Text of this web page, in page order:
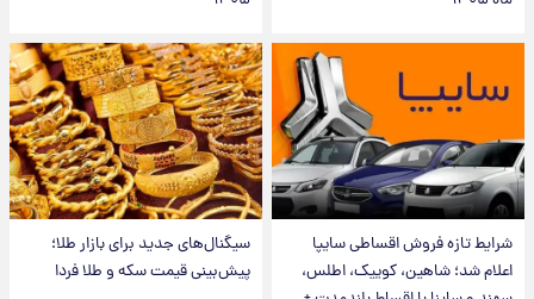
شرایط تازه فروش اقساطی سایپا
اعلام شد؛ شاهین، کوییک، اطلس،
سیگنال‌های جدید برای بازار طلا؛
پیش‌بینی قیمت سکه و طلا فردا